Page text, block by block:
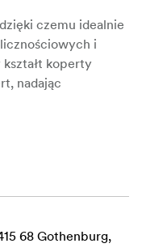
czemu idealnie
i
koperty
nadając
przy minimalnym
pozostanie
To
nie tylko
68 Gothenburg,